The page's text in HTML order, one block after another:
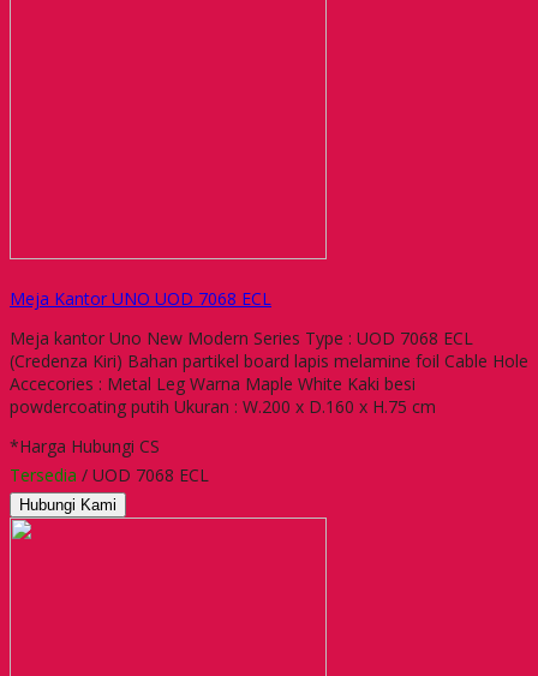
Meja Kantor UNO UOD 7068 ECL
Meja kantor Uno New Modern Series Type : UOD 7068 ECL
(Credenza Kiri) Bahan partikel board lapis melamine foil Cable Hole
Accecories : Metal Leg Warna Maple White Kaki besi
powdercoating putih Ukuran : W.200 x D.160 x H.75 cm
*Harga Hubungi CS
Tersedia / UOD 7068 ECL
Hubungi Kami